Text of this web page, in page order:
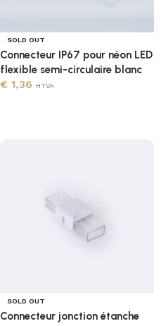
SOLD OUT
Connecteur IP67 pour néon LED
flexible semi-circulaire blanc
€ 1,36 HTVA
SOLD OUT
Connecteur jonction étanche